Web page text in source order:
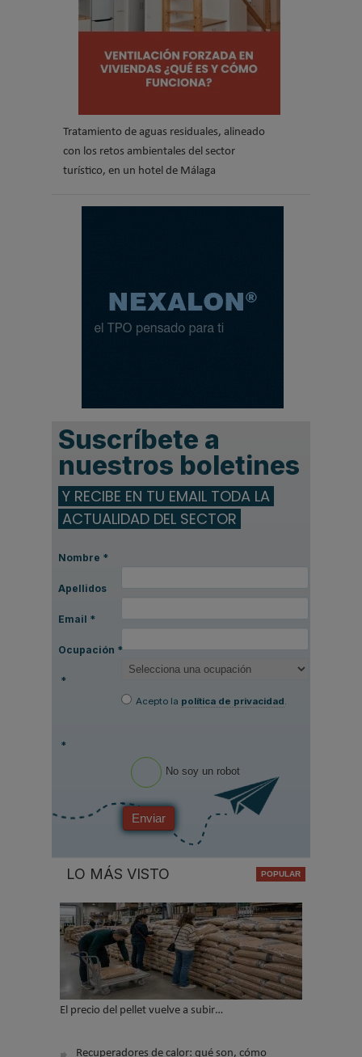
Tratamiento de aguas residuales, alineado
con los retos ambientales del sector
turístico, en un hotel de Málaga
Suscríbete a
nuestros boletines
Y RECIBE EN TU EMAIL TODA LA
ACTUALIDAD DEL SECTOR
Nombre *
Apellidos
Email *
Ocupación *
*
Acepto la política de privacidad.
*
No soy un robot
Enviar
LO MÁS VISTO
El precio del pellet vuelve a subir…
Recuperadores de calor: qué son, cómo